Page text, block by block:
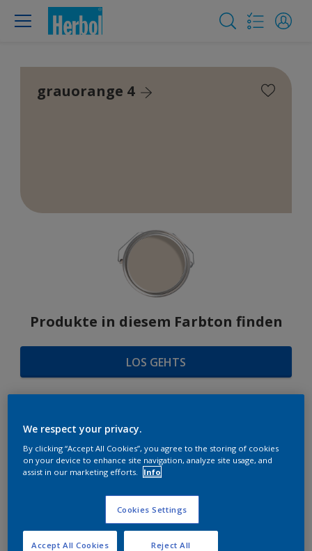
grauorange 4
Produkte in diesem Farbton finden
LOS GEHTS
FARBAUSWAHL
Das perfekte Weiß
We respect your privacy.
By clicking “Accept All Cookies”, you agree to the storing of cookies
on your device to enhance site navigation, analyze site usage, and
assist in our marketing efforts.
Info
Cookies Settings
Reject All
Accept All Cookies